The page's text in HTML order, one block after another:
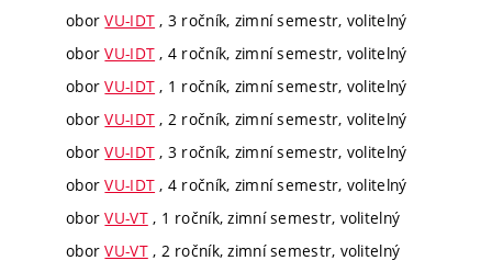
oborVU-IDT , 3 ročník, zimní semestr, volitelný
oborVU-IDT , 4 ročník, zimní semestr, volitelný
oborVU-IDT , 1 ročník, zimní semestr, volitelný
oborVU-IDT , 2 ročník, zimní semestr, volitelný
oborVU-IDT , 3 ročník, zimní semestr, volitelný
oborVU-IDT , 4 ročník, zimní semestr, volitelný
oborVU-VT, 1 ročník, zimní semestr, volitelný
oborVU-VT, 2 ročník, zimní semestr, volitelný